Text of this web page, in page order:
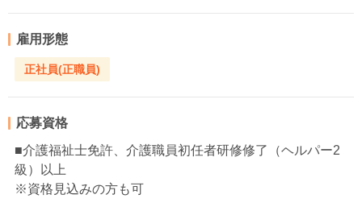
雇用形態
正社員(正職員)
応募資格
■介護福祉士免許、介護職員初任者研修修了（ヘルパー2
級）以上
※資格見込みの方も可